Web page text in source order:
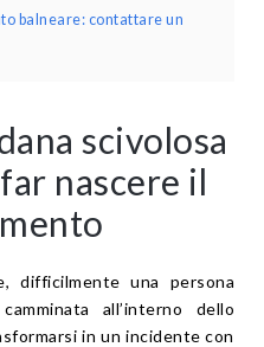
balneare: contattare un
scivolosa
nascere il
difficilmente una persona
all’interno dello
in un incidente con